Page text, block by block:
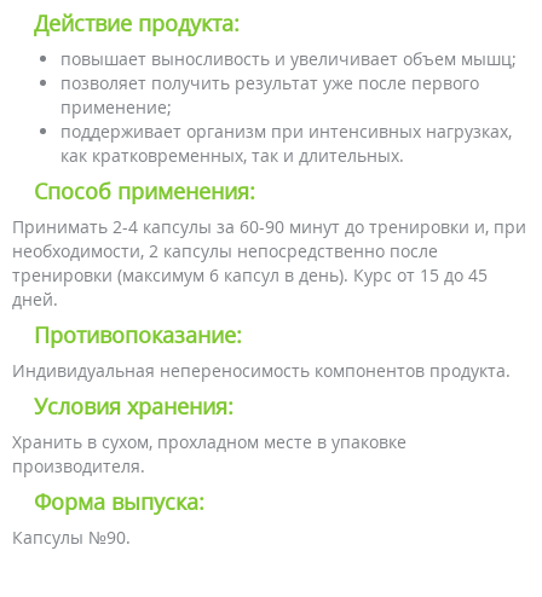
Действие продукта:
повышает выносливость и увеличивает объем мышц;
позволяет получить результат уже после первого
применение;
поддерживает организм при интенсивных нагрузках,
как кратковременных, так и длительных.
Способ применения:
Принимать 2-4 капсулы за 60-90 минут до тренировки и, при
необходимости, 2 капсулы непосредственно после
тренировки (максимум 6 капсул в день). Курс от 15 до 45
дней.
Противопоказание:
Индивидуальная непереносимость компонентов продукта.
Условия хранения:
Хранить в сухом, прохладном месте в упаковке
производителя.
Форма выпуска:
Капсулы №90.